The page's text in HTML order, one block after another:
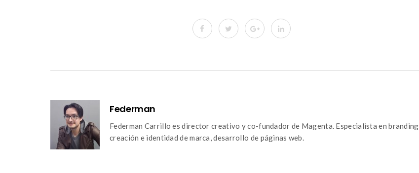
Federman
Federman Carrillo es director creativo y co-fundador de Magenta. Especialista en branding,
creación e identidad de marca, desarrollo de páginas web.